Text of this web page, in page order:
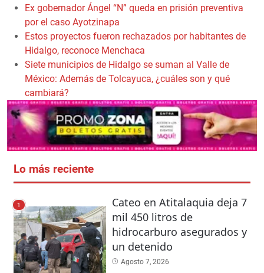
Ex gobernador Ángel “N” queda en prisión preventiva
por el caso Ayotzinapa
Estos proyectos fueron rechazados por habitantes de
Hidalgo, reconoce Menchaca
Siete municipios de Hidalgo se suman al Valle de
México: Además de Tolcayuca, ¿cuáles son y qué
cambiará?
Lo más reciente
1
Cateo en Atitalaquia deja 7
mil 450 litros de
hidrocarburo asegurados y
un detenido
Agosto 7, 2026